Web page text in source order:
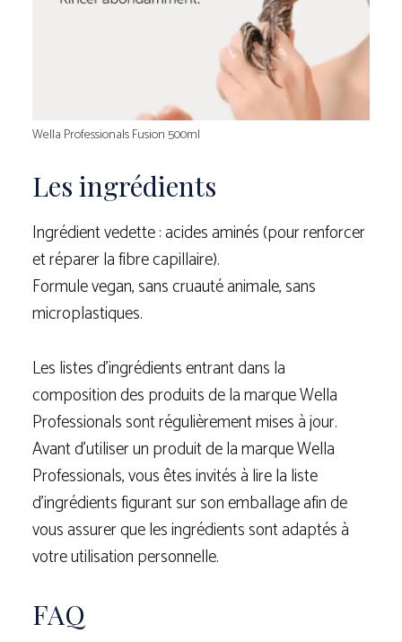
Wella Professionals Fusion 500ml
Les ingrédients
Ingrédient vedette : acides aminés (pour renforcer
et réparer la fibre capillaire).
Formule vegan, sans cruauté animale, sans
microplastiques.
Les listes d’ingrédients entrant dans la
composition des produits de la marque Wella
Professionals sont régulièrement mises à jour.
Avant d’utiliser un produit de la marque Wella
Professionals, vous êtes invités à lire la liste
d’ingrédients figurant sur son emballage afin de
vous assurer que les ingrédients sont adaptés à
votre utilisation personnelle.
FAQ